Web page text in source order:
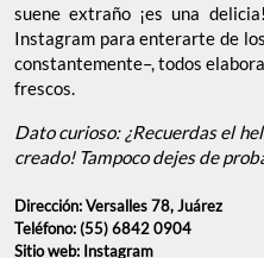
suene extraño ¡es una
Instagram para enterarte de
constantemente–, todos
frescos.
Dato curioso: ¿Recuerdas el
creado! Tampoco dejes de
Dirección: Versalles 78, Juárez
Teléfono: (55) 6842 0904
Sitio web: Instagram